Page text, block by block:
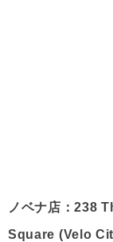
ノベナ店：238
Square (Velo